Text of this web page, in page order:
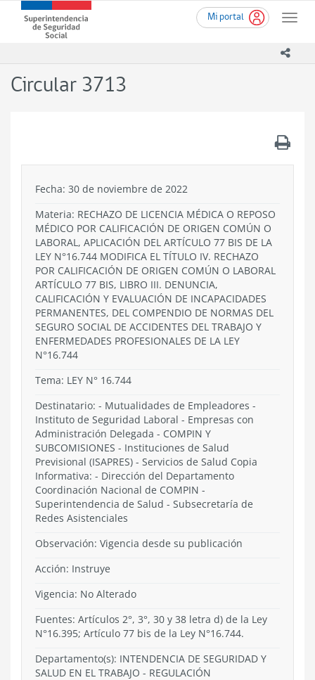
contenido
Mi portal
Toggle
Superintendencia
de
-
Circular 3713
Fecha: 30 de noviembre de 2022
Materia: RECHAZO DE LICENCIA MÉDICA O REPOSO
MÉDICO POR CALIFICACIÓN DE ORIGEN COMÚN O
LABORAL, APLICACIÓN DEL ARTÍCULO 77 BIS DE LA
LEY N°16.744 MODIFICA EL TÍTULO IV. RECHAZO
POR CALIFICACIÓN DE ORIGEN COMÚN O LABORAL
ARTÍCULO 77 BIS, LIBRO III. DENUNCIA,
CALIFICACIÓN Y EVALUACIÓN DE INCAPACIDADES
PERMANENTES, DEL COMPENDIO DE NORMAS DEL
SEGURO SOCIAL DE ACCIDENTES DEL TRABAJO Y
ENFERMEDADES PROFESIONALES DE LA LEY
N°16.744
Tema: LEY N° 16.744
Destinatario: - Mutualidades de Empleadores -
Instituto de Seguridad Laboral - Empresas con
Administración Delegada - COMPIN Y
SUBCOMISIONES - Instituciones de Salud
Previsional (ISAPRES) - Servicios de Salud Copia
Informativa: - Dirección del Departamento
Coordinación Nacional de COMPIN -
Superintendencia de Salud - Subsecretaría de
Redes Asistenciales
Observación: Vigencia desde su publicación
Acción: Instruye
Vigencia: No Alterado
Fuentes: Artículos 2°, 3°, 30 y 38 letra d) de la Ley
N°16.395; Artículo 77 bis de la Ley N°16.744.
Departamento(s): INTENDENCIA DE SEGURIDAD Y
SALUD EN EL TRABAJO - REGULACIÓN